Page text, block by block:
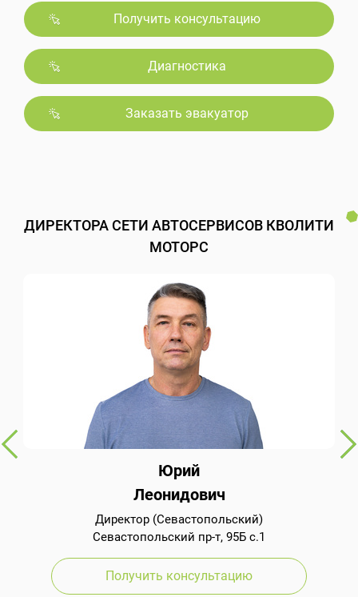
Получить консультацию
Диагностика
Заказать эвакуатор
ДИРЕКТОРА СЕТИ АВТОСЕРВИСОВ КВОЛИТИ
МОТОРС
Юрий
Леонидович
Директор (Севастопольский)
Севастопольский пр-т, 95Б с.1
Получить консультацию